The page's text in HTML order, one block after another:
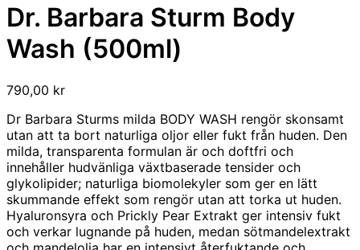
Dr. Barbara Sturm Body
Wash (500ml)
790,00 kr
Dr Barbara Sturms milda BODY WASH rengör skonsamt
utan att ta bort naturliga oljor eller fukt från huden. Den
milda, transparenta formulan är och doftfri och
innehåller hudvänliga växtbaserade tensider och
glykolipider; naturliga biomolekyler som ger en lätt
skummande effekt som rengör utan att torka ut huden.
Hyaluronsyra och Prickly Pear Extrakt ger intensiv fukt
och verkar lugnande på huden, medan sötmandelextrakt